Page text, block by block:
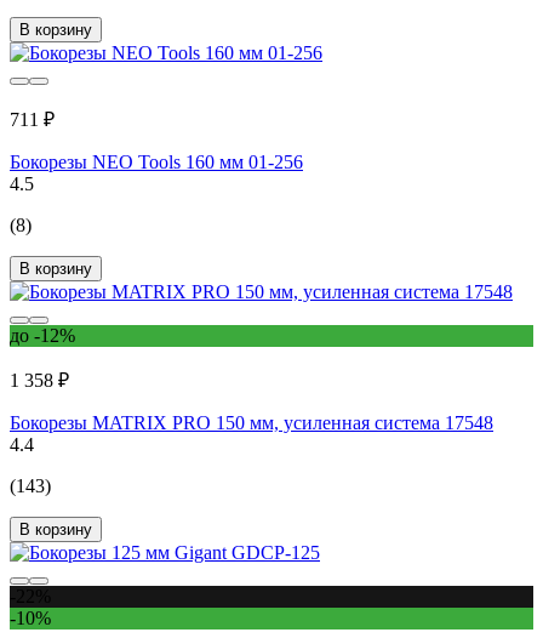
В корзину
711 ₽
Бокорезы NEO Tools 160 мм 01-256
4.5
(8)
В корзину
до -12%
1 358 ₽
Бокорезы MATRIX PRO 150 мм, усиленная система 17548
4.4
(143)
В корзину
-10%